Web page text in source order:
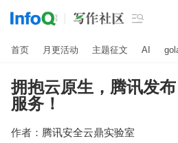

首页 月更活动 主题征文 AI
拥抱云原生，腾讯发
服务！
作者： 腾讯安全云鼎实验室